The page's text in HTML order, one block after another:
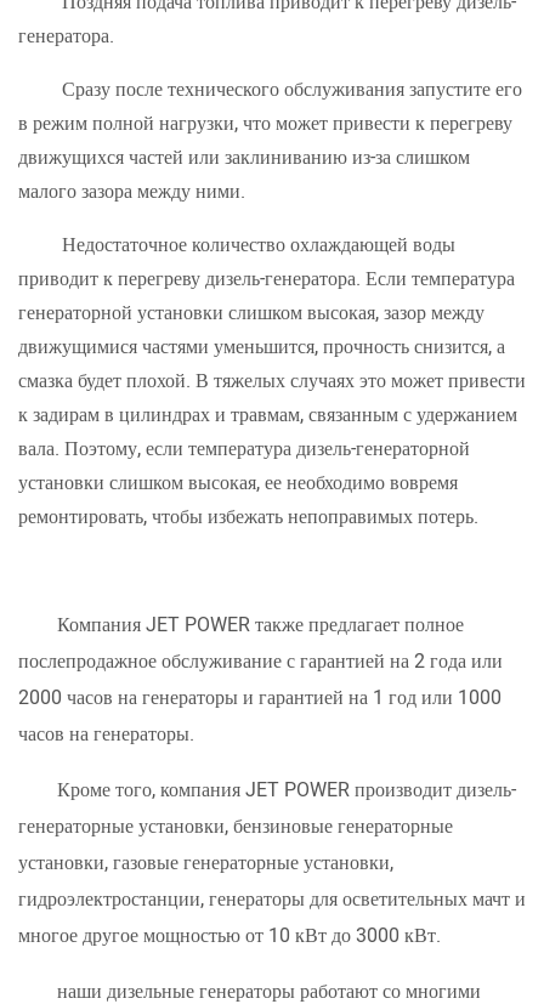
генератора.
Сразу после технического обслуживания запустите его
в режим полной нагрузки, что может привести к перегреву
движущихся частей или заклиниванию из-за слишком
малого зазора между ними.
Недостаточное количество охлаждающей воды
приводит к перегреву дизель-генератора. Если температура
генераторной установки слишком высокая, зазор между
движущимися частями уменьшится, прочность снизится, а
смазка будет плохой. В тяжелых случаях это может привести
к задирам в цилиндрах и травмам, связанным с удержанием
вала. Поэтому, если температура дизель-генераторной
установки слишком высокая, ее необходимо вовремя
ремонтировать, чтобы избежать непоправимых потерь.
Компания JET POWER также предлагает полное
послепродажное обслуживание с гарантией на 2 года или
2000 часов на генераторы и гарантией на 1 год или 1000
часов на генераторы.
Кроме того, компания JET POWER производит дизель-
генераторные установки, бензиновые генераторные
установки, газовые генераторные установки,
гидроэлектростанции, генераторы для осветительных мачт и
многое другое мощностью от 10 кВт до 3000 кВт.
наши дизельные генераторы работают со многими